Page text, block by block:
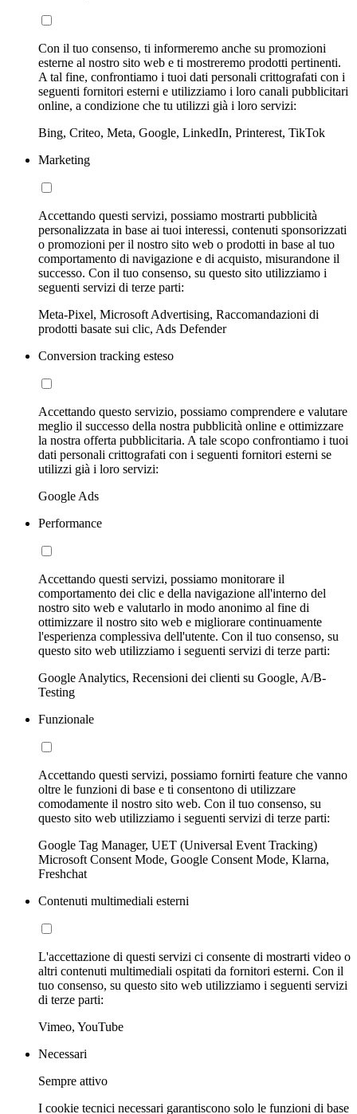
Con il tuo consenso, ti informeremo anche su promozioni
esterne al nostro sito web e ti mostreremo prodotti pertinenti.
A tal fine, confrontiamo i tuoi dati personali crittografati con i
seguenti fornitori esterni e utilizziamo i loro canali pubblicitari
online, a condizione che tu utilizzi già i loro servizi:
Bing, Criteo, Meta, Google, LinkedIn, Printerest, TikTok
Marketing
Accettando questi servizi, possiamo mostrarti pubblicità
personalizzata in base ai tuoi interessi, contenuti sponsorizzati
o promozioni per il nostro sito web o prodotti in base al tuo
comportamento di navigazione e di acquisto, misurandone il
successo. Con il tuo consenso, su questo sito utilizziamo i
seguenti servizi di terze parti:
Meta-Pixel, Microsoft Advertising, Raccomandazioni di
prodotti basate sui clic, Ads Defender
Conversion tracking esteso
Accettando questo servizio, possiamo comprendere e valutare
meglio il successo della nostra pubblicità online e ottimizzare
la nostra offerta pubblicitaria. A tale scopo confrontiamo i tuoi
dati personali crittografati con i seguenti fornitori esterni se
utilizzi già i loro servizi:
Google Ads
Performance
Accettando questi servizi, possiamo monitorare il
comportamento dei clic e della navigazione all'interno del
nostro sito web e valutarlo in modo anonimo al fine di
ottimizzare il nostro sito web e migliorare continuamente
l'esperienza complessiva dell'utente. Con il tuo consenso, su
questo sito web utilizziamo i seguenti servizi di terze parti:
Google Analytics, Recensioni dei clienti su Google, A/B-
Testing
Funzionale
Accettando questi servizi, possiamo fornirti feature che vanno
oltre le funzioni di base e ti consentono di utilizzare
comodamente il nostro sito web. Con il tuo consenso, su
questo sito web utilizziamo i seguenti servizi di terze parti:
Google Tag Manager, UET (Universal Event Tracking)
Microsoft Consent Mode, Google Consent Mode, Klarna,
Freshchat
Contenuti multimediali esterni
L'accettazione di questi servizi ci consente di mostrarti video o
altri contenuti multimediali ospitati da fornitori esterni. Con il
tuo consenso, su questo sito web utilizziamo i seguenti servizi
di terze parti:
Vimeo, YouTube
Necessari
Sempre attivo
I cookie tecnici necessari garantiscono solo le funzioni di base